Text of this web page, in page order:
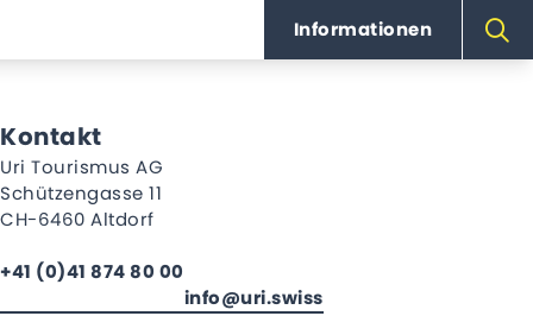
Informationen
Kontakt
Uri Tourismus AG
Schützengasse 11
CH-6460 Altdorf
+41 (0)41 874 80 00
info@uri.swiss